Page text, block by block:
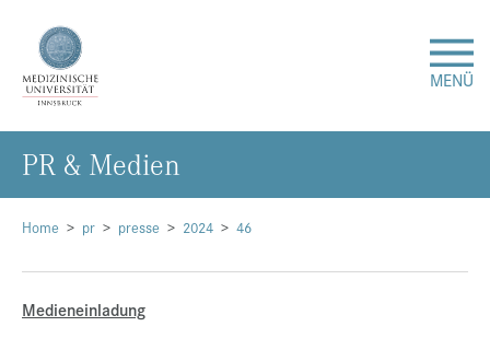
MENÜ
Forschung
Studium & Lehre
Krankenversorgung
Home pr presse 2024 46
Medieneinladung
PR & Me­di­en